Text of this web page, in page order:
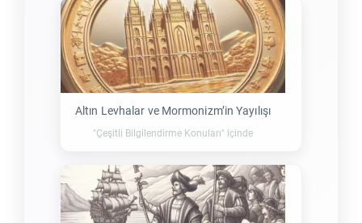
Altın Levhalar ve Mormonizm’in Yayılışı
"Çeşitli Bilgilendirme Konuları" içinde